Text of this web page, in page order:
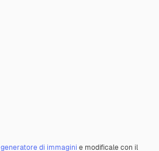
generatore di immagini e modificale con il